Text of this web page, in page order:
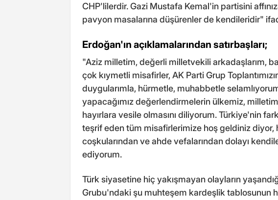
CHP'lilerdir. Gazi Mustafa Kemal'in partisini
pavyon masalarına düşürenler de kendileridir"
Erdoğan'ın açıklamalarından satırbaşları;
"Aziz milletim, değerli milletvekili arkadaşlarım,
çok kıymetli misafirler, AK Parti Grup
duygularımla, hürmetle, muhabbetle
yapacağımız değerlendirmelerin ülkemiz,
hayırlara vesile olmasını diliyorum. Türkiye'nin
teşrif eden tüm misafirlerimize hoş geldiniz diyor,
coşkularından ve ahde vefalarından dolayı
ediyorum.
Türk siyasetine hiç yakışmayan olayların
Grubu'ndaki şu muhteşem kardeşlik tablosunun